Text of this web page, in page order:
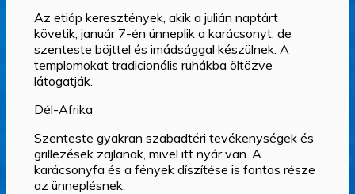
Az etióp keresztények, akik a julián naptárt
követik, január 7-én ünneplik a karácsonyt, de
szenteste böjttel és imádsággal készülnek. A
templomokat tradicionális ruhákba öltözve
látogatják.
Dél-Afrika
Szenteste gyakran szabadtéri tevékenységek és
grillezések zajlanak, mivel itt nyár van. A
karácsonyfa és a fények díszítése is fontos része
az ünneplésnek.